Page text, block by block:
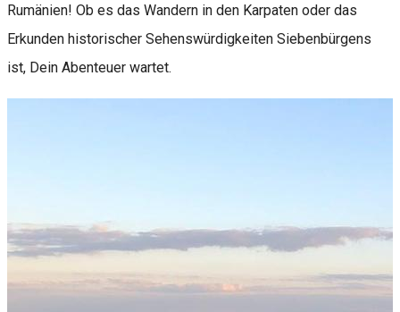
Rumänien! Ob es das Wandern in den Karpaten oder das
Erkunden historischer Sehenswürdigkeiten Siebenbürgens
ist, Dein Abenteuer wartet.